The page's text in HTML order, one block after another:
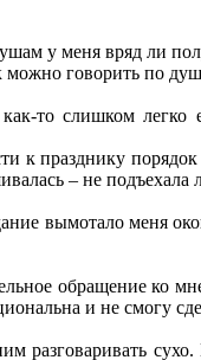
у меня вряд ли
говорить по
то слишком легко
к празднику
– не
вымотало меня
обращение
и не смогу
разговаривать